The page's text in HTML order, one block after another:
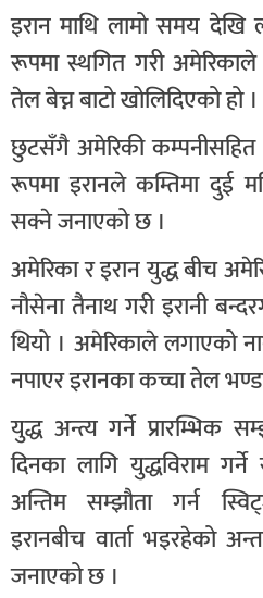
इरान माथि लामो समय देखि
रूपमा स्थगित गरी अमेरिकाले
तेल बेच्न बाटो खोलिदिएको हो ।
छुटसँगै अमेरिकी कम्पनीसहित
रूपमा इरानले कम्तिमा दुई
सक्ने जनाएको छ ।
अमेरिका र इरान युद्ध बीच
नौसेना तैनाथ गरी इरानी
थियो । अमेरिकाले लगाएको
नपाएर इरानका कच्चा तेल
युद्ध अन्त्य गर्ने प्रारम्भिक
दिनका लागि युद्धविराम
अन्तिम सम्झौता गर्न
इरानबीच वार्ता भइरहेको
जनाएको छ ।